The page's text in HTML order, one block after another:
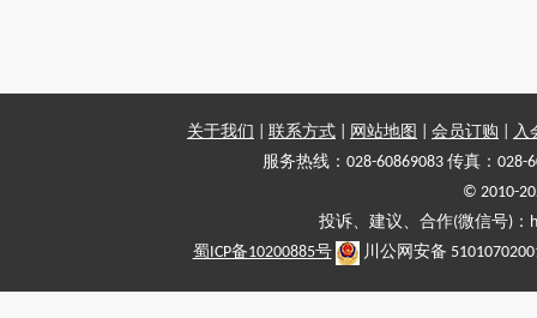
关于我们 联系方式 网站地图 会员订购
入
服务热线：028-60869083 传真：028-
© 2010-
投诉、建议、合作(微信号)
蜀ICP备10200885号
川公网安备